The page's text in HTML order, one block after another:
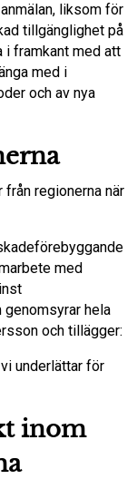
liksom för
tillgänglighet på
i framkant med att
med i
och av nya
regionerna när
med
hela
och tillägger:
underlättar för
inom